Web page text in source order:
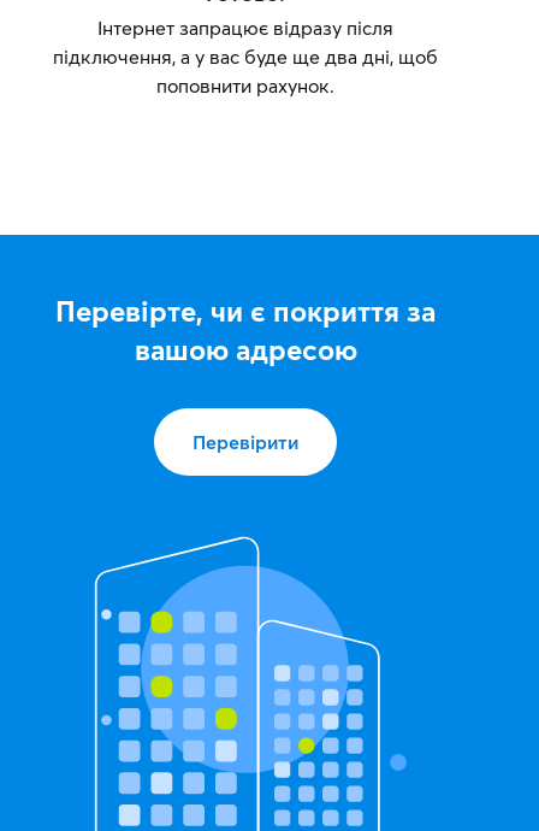
Інтернет запрацює відразу після
підключення, а у вас буде ще два дні, щоб
поповнити рахунок.
Перевірте, чи є покриття за
вашою адресою
Перевірити